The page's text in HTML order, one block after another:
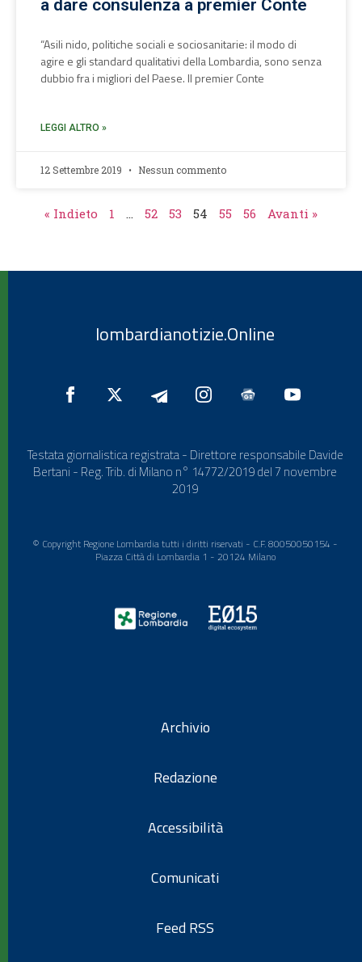
a dare consulenza a premier Conte
“Asili nido, politiche sociali e sociosanitarie: il modo di
agire e gli standard qualitativi della Lombardia, sono senza
dubbio fra i migliori del Paese. Il premier Conte
LEGGI ALTRO »
12 Settembre 2019 Nessun commento
« Indieto 1 … 52 53 54 55 56 Avanti »
lombardianotizie.Online
Testata giornalistica registrata - Direttore responsabile Davide
Bertani - Reg. Trib. di Milano n° 14772/2019 del 7 novembre
2019
© Copyright Regione Lombardia tutti i diritti riservati - C.F. 80050050154 -
Piazza Città di Lombardia 1 - 20124 Milano
Archivio
Redazione
Accessibilità
Comunicati
Feed RSS